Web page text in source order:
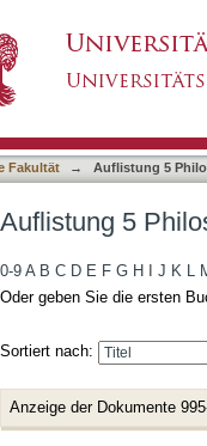
Fakultät → Auflistung 5
Auflistung 5
0-9 A B C D E F G H J K L
Oder geben Sie die ersten
Sortiert nach:
Anzeige der Dokumente